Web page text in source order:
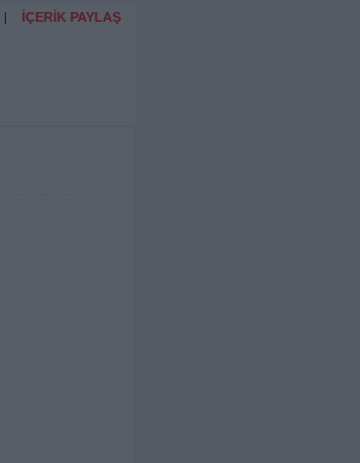
| İÇERİK PAYLAŞ